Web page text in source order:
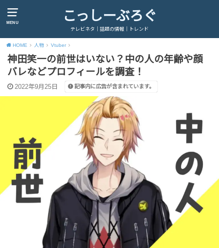
MENU こっしーぶろぐ
テレビネタ｜話題の情報｜トレンド
HOME 人物 Vtuber
神田笑一の前世はいない？中の人の年齢や顔
バレなどプロフィールを調査！
2022年9月25日 記事内に広告が含まれています。